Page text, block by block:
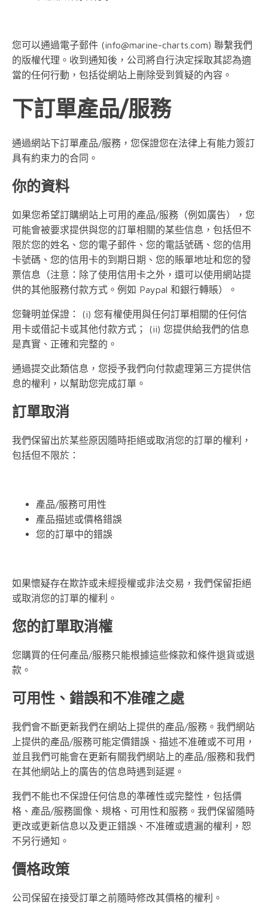
您可以通過電子郵件 (info@marine-charts.com) 聯繫我們
的版權代理。收到通知後，公司將自行決定採取其認為適
當的任何行動，包括從網站上刪除受到質疑的內容。
下訂單產品/服務
通過網站下訂單產品/服務，您保證您在法律上有能力簽訂
具有約束力的合同。
你的資料
如果您希望訂購網站上可用的產品/服務（例如廣告），您
可能會被要求提供與您的訂單相關的某些信息，包括但不
限於您的姓名、您的電子郵件、您的電話號碼、您的信用
卡號碼、您的信用卡的到期日期、您的賬單地址和您的發
票信息（注意：除了使用信用卡之外，還可以使用網站提
供的其他服務付款方式。例如 Paypal 和銀行轉賬）。
您聲明並保證： (i) 您有權使用與任何訂單相關的任何信
用卡或借記卡或其他付款方式； (ii) 您提供給我們的信息
是真實、正確和完整的。
通過提交此類信息，您授予我們向付款處理第三方提供信
息的權利，以幫助您完成訂單。
訂單取消
我們保留出於某些原因隨時拒絕或取消您的訂單的權利，
包括但不限於：
產品/服務可用性
產品描述或價格錯誤
您的訂單中的錯誤
如果懷疑存在欺詐或未經授權或非法交易，我們保留拒絕
或取消您的訂單的權利。
您的訂單取消權
您購買的任何產品/服務只能根據這些條款和條件退貨或退
款。
可用性、錯誤和不准確之處
我們會不斷更新我們在網站上提供的產品/服務。我們網站
上提供的產品/服務可能定價錯誤、描述不准確或不可用，
並且我們可能會在更新有關我們網站上的產品/服務和我們
在其他網站上的廣告的信息時遇到延遲。
我們不能也不保證任何信息的準確性或完整性，包括價
格、產品/服務圖像、規格、可用性和服務。我們保留隨時
更改或更新信息以及更正錯誤、不准確或遺漏的權利，恕
不另行通知。
價格政策
公司保留在接受訂單之前隨時修改其價格的權利。